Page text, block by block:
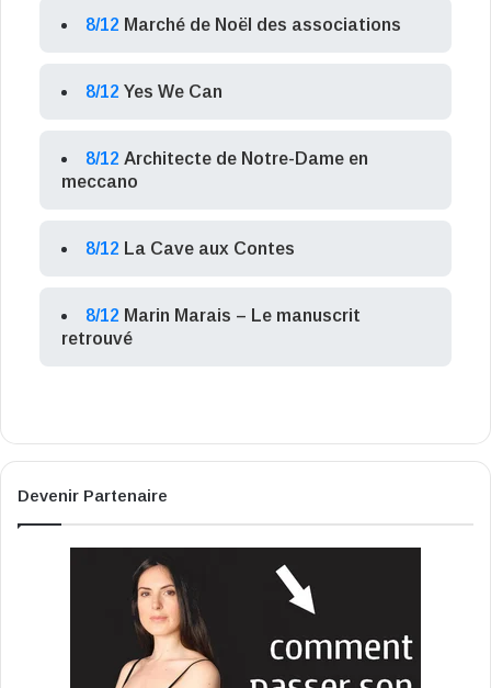
8/12 Marché de Noël des associations
8/12 Yes We Can
8/12 Architecte de Notre-Dame en
meccano
8/12 La Cave aux Contes
8/12 Marin Marais – Le manuscrit
retrouvé
Devenir Partenaire